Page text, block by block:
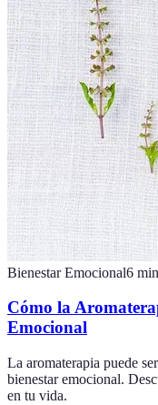
Bienestar Emocional6 min
Cómo la
Emocional
La aromaterapia puede
bienestar emocional.
en tu vida.